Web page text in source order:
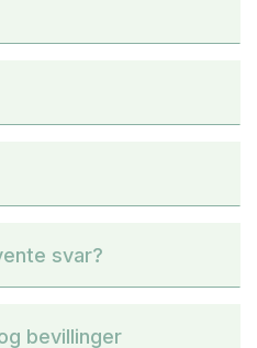
svar?
bevillinger